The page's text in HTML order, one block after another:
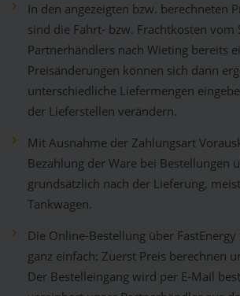
In den angezeigten bzw. berechneten
sind die Fahrt- bzw. Frachtkosten vom
Partnerhändlers nach Wieting bereits
Preisänderungen können sich dann
unterschiedliche Liefermengen
der Lieferstellen verändern.
Mit Ausnahme der Zahlungsart
Bezahlung der Ware bei Bestellungen
grundsätzlich nach der Lieferung,
Tankwagen.
Die Online-Bestellung über
ganz einfach: Zuerst Preis berechnen
Der Bestelleingang wird per E-Mail